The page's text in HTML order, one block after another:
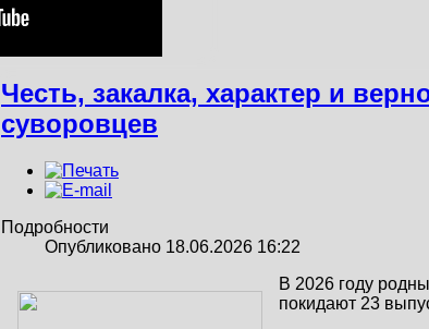
Честь, закалка, характер и
суворовцев
Подробности
Опубликовано 18.06.2026 16:22
В 2026 году
покидают 23